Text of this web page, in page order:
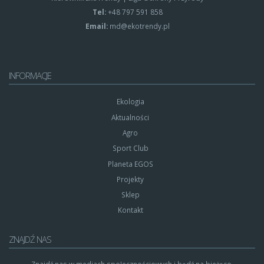
Tel:+48 797 591 858
Email: md@ekotrendy.pl
INFORMACJE
Ekologia
Aktualności
Agro
Sport Club
Planeta EGOS
Projekty
Sklep
Kontakt
ZNAJDŹ NAS